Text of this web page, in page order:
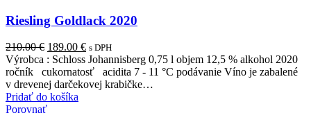
Riesling Goldlack 2020
210.00€ Pôvodná
cena
bola:
210.00 €.
189.00 €Aktuálna
cena
je:
189.00 €.
s DPH
Výrobca : Schloss Johannisberg 0,75 l objem 12,5 % alkohol 2020
ročník cukornatosť acidita 7 - 11 °C podávanie Víno je zabalené
v drevenej darčekovej krabičke…
Pridať do košíka
Porovnať